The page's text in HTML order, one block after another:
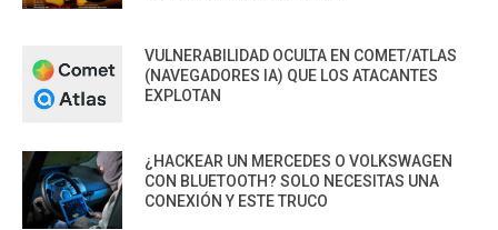
VULNERABILIDAD OCULTA EN COMET/ATLAS
(NAVEGADORES IA) QUE LOS ATACANTES
EXPLOTAN
¿HACKEAR UN MERCEDES O VOLKSWAGEN
CON BLUETOOTH? SOLO NECESITAS UNA
CONEXIÓN Y ESTE TRUCO